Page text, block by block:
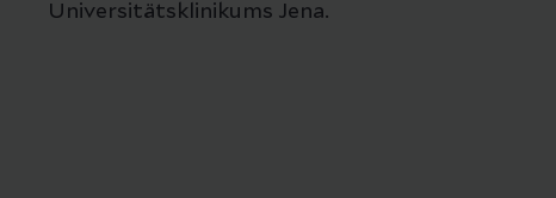
Universitätsklinikums Jena.